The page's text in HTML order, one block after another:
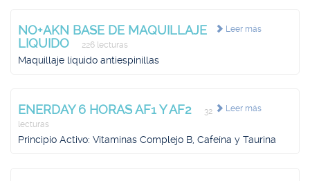
Leer más
NO+AKN BASE DE MAQUILLAJE
LIQUIDO
226 lecturas
Maquillaje líquido antiespinillas
Leer más
ENERDAY 6 HORAS AF1 Y AF2
32
lecturas
Principio Activo: Vitaminas Complejo B, Cafeína y Taurina